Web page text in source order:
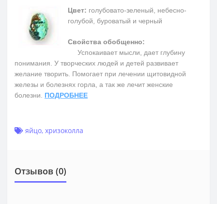
Цвет: голубовато-зеленый, небесно-
голубой, буроватый и черный
Свойства обобщенно:
Успокаивает мысли, дает глубину
понимания. У творческих людей и детей развивает
желание творить. Помогает при лечении щитовидной
железы и болезнях горла, а так же лечит женские
болезни. ПОДРОБНЕЕ
яйцо, хризоколла
Отзывов (0)